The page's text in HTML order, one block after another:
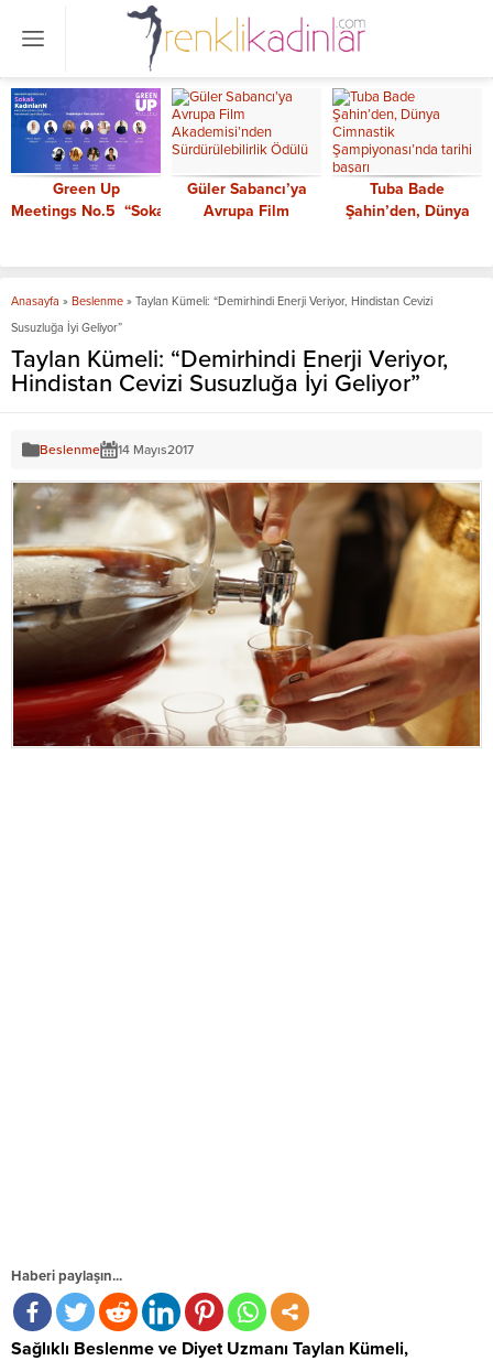
Green Up
Meetings No.5 “Sokak
Güler Sabancı’ya
Avrupa Film
Tuba Bade
Şahin’den, Dünya
Anasayfa » Beslenme » Taylan Kümeli: “Demirhindi Enerji Veriyor, Hindistan Cevizi
Susuzluğa İyi Geliyor”
Taylan Kümeli: “Demirhindi Enerji Veriyor,
Hindistan Cevizi Susuzluğa İyi Geliyor”
Beslenme 14 Mayıs2017
Haberi paylaşın...
Sağlıklı Beslenme ve Diyet Uzmanı Taylan Kümeli,